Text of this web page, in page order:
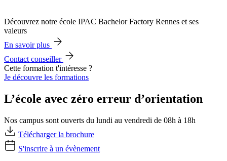
Découvrez notre école IPAC Bachelor Factory Rennes et ses
valeurs
En savoir plus
Contact conseiller
Cette formation t'intéresse ?
Je découvre les formations
L’école avec zéro erreur d’orientation
Nos campus sont ouverts du lundi au vendredi de 08h à 18h
Télécharger la brochure
S'inscrire à un évènement